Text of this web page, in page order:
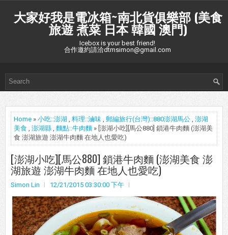
大家好我是電冰箱~南北貨俱樂部 (美食
旅遊 煮菜 日本 韓國 澳門)
Icebox is your best friend!
合作邀約請洽dtmsimon@gmail.com
Home » 小吃::澎湖 , 料理::滷味 , 郵編旅行(台灣)::880澎湖馬公 , 澎湖
美食 , 澎湖縣 , 麵點::牛肉麵 » [澎湖小吃][馬公880] 鎖港牛肉麵 (澎湖美
食 澎湖旅遊 澎湖牛肉麵 在地人也愛吃)
[澎湖小吃][馬公880] 鎖港牛肉麵 (澎湖美食 澎
湖旅遊 澎湖牛肉麵 在地人也愛吃)
Simon Lin 12/21/2015 03:30:00 下午